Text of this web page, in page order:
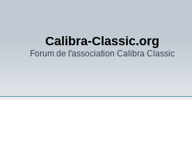
Calibra-Classic.org
Forum de l'association Calibra Classic